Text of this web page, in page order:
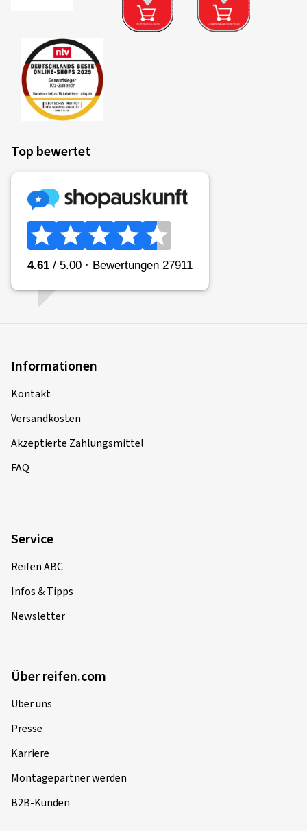
Top bewertet
Informationen
Kontakt
Versandkosten
Akzeptierte Zahlungsmittel
FAQ
Service
Reifen ABC
Infos & Tipps
Newsletter
Über reifen.com
Über uns
Presse
Karriere
Montagepartner werden
B2B-Kunden